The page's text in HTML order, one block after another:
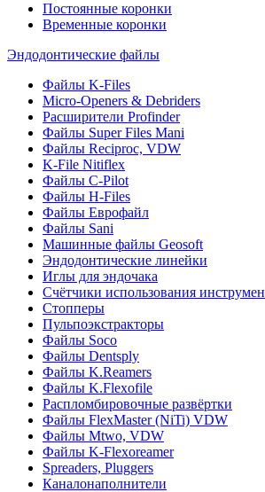
Постоянные коронки
Временные коронки
Эндодонтические файлы
Файлы K-Files
Micro-Openers & Debriders
Расширители Profinder
Файлы Super Files Mani
Файлы Reciproc, VDW
K-File Nitiflex
Файлы C-Pilot
Файлы H-Files
Файлы Еврофайл
Файлы Sani
Машинные файлы Geosoft
Эндодонтические линейки
Иглы для эндочака
Счётчики использования
Стопперы
Пульпоэкстракторы
Файлы Soco
Файлы Dentsply
Файлы K.Reamers
Файлы K.Flexofile
Распломбировочные развёртки
Файлы FlexMaster (NiTi) VDW
Файлы Mtwo, VDW
Файлы K-Flexoreamer
Spreaders, Pluggers
Каналонаполнители